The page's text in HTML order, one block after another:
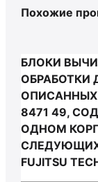
Похожие
БЛОКИ
ОБРАБОТКИ
ОПИСАННЫХ
8471 49,
ОДНОМ
FUJITSU